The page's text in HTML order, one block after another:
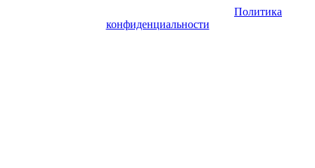
Политика
конфиденциальности